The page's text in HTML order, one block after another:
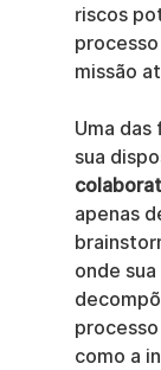
riscos
missão
Uma das
sua
apenas
onde
como a